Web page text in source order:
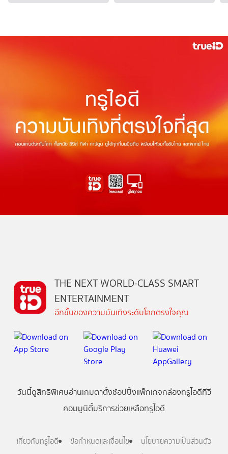
THE NEXT WORLD-CLASS SMART
ENTERTAINMENT
อีกขั้นของความบันเทิงระดับโลกตรงใจคุณ
วันนี้ดูสิทธิพิเศษอ่านเกมตาตั้งช้อปปิ้งแพ็กเกจกล่องทรูไอดีทีวี
คอมมูนิตี้บริการช่วยเหลือทรูไอดี
เกี่ยวกับทรูไอดี ข้อกำหนดและเงื่อนไข
นโยบายความเป็นส่วนตัว